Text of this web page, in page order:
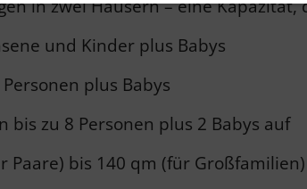
in zwei Häusern – eine
und Kinder plus Babys
plus Babys
bis zu 8 Personen plus 2 Babys auf
Paare) bis 140 qm (für Großfamilien)